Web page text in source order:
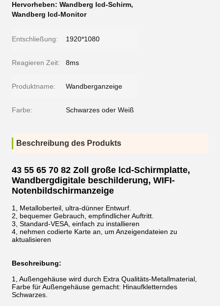
Hervorheben: Wandberg lcd-Schirm,
Wandberg lcd-Monitor
Entschließung: 1920*1080
Reagieren Zeit: 8ms
Produktname: Wandberganzeige
Farbe: Schwarzes oder Weiß
Beschreibung des Produkts
43 55 65 70 82 Zoll große lcd-Schirmplatte,
Wandbergdigitale beschilderung, WIFI-
Notenbildschirmanzeige
1, Metalloberteil, ultra-dünner Entwurf.
2, bequemer Gebrauch, empfindlicher Auftritt.
3, Standard-VESA, einfach zu installieren
4, nehmen codierte Karte an, um Anzeigendateien zu
aktualisieren
Beschreibung:
1, Außengehäuse wird durch Extra Qualitäts-Metallmaterial,
Farbe für Außengehäuse gemacht: Hinaufkletterndes
Schwarzes.